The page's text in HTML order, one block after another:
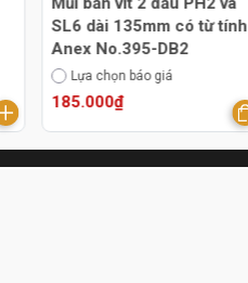
SL6 dài 135mm có từ tính
Anex No.395-DB2
Lựa chọn báo giá
185.000₫